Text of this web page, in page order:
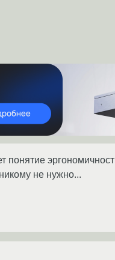
понятие
не нужно...